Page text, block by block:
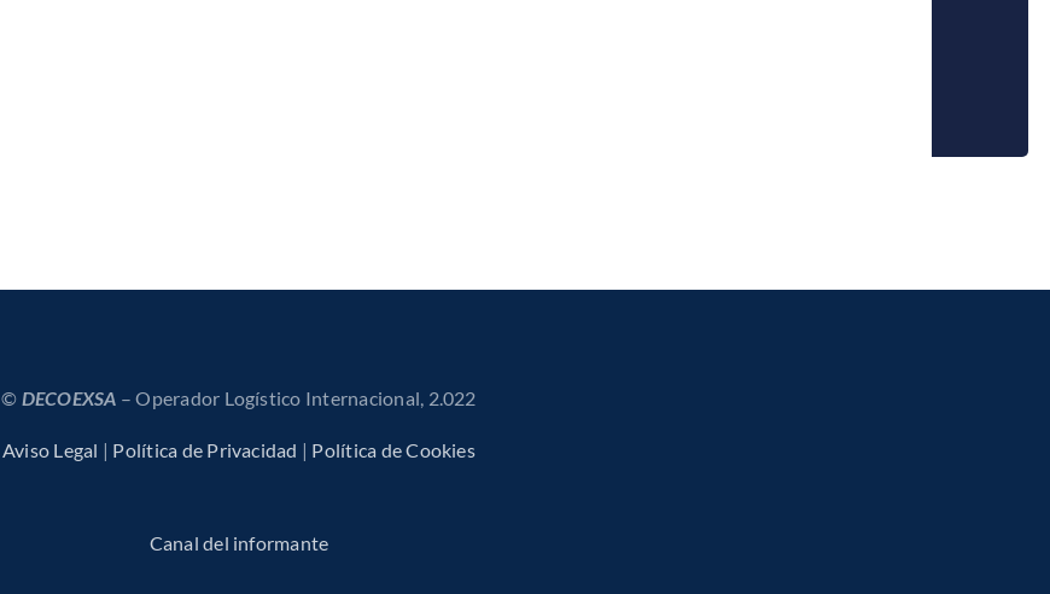
© DECOEXSA – Operador Logístico Internacional, 2.022
Aviso Legal | Política de Privacidad | Política de Cookies
Canal del informante